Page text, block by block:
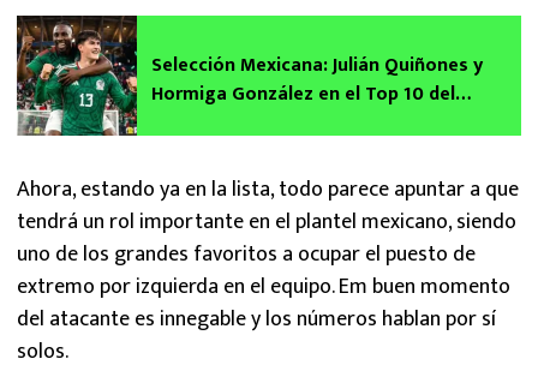
Selección Mexicana: Julián Quiñones y
Hormiga González en el Top 10 del
Ahora, estando ya en la lista, todo parece apuntar a que
tendrá un rol importante en el plantel mexicano, siendo
uno de los grandes favoritos a ocupar el puesto de
extremo por izquierda en el equipo. Em buen momento
del atacante es innegable y los números hablan por sí
solos.